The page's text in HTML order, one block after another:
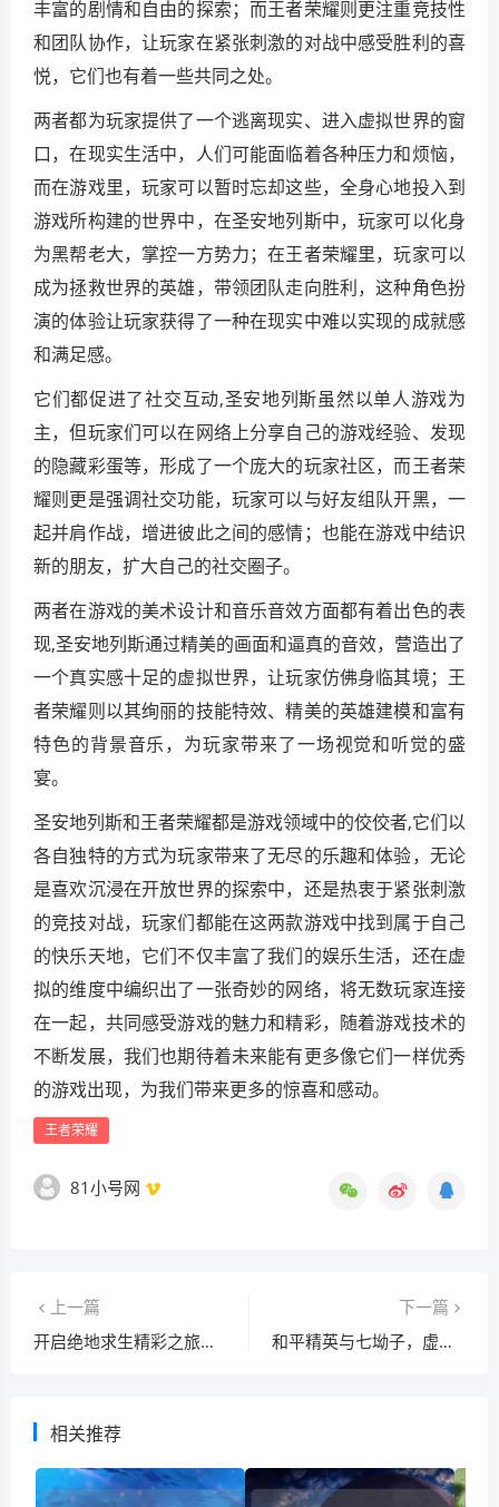
丰富的剧情和自由的探索；而王者荣耀则更注重竞技性
和团队协作，让玩家在紧张刺激的对战中感受胜利的喜
悦，它们也有着一些共同之处。
两者都为玩家提供了一个逃离现实、进入虚拟世界的窗
口，在现实生活中，人们可能面临着各种压力和烦恼，
而在游戏里，玩家可以暂时忘却这些，全身心地投入到
游戏所构建的世界中，在圣安地列斯中，玩家可以化身
为黑帮老大，掌控一方势力；在王者荣耀里，玩家可以
成为拯救世界的英雄，带领团队走向胜利，这种角色扮
演的体验让玩家获得了一种在现实中难以实现的成就感
和满足感。
它们都促进了社交互动,圣安地列斯虽然以单人游戏为
主，但玩家们可以在网络上分享自己的游戏经验、发现
的隐藏彩蛋等，形成了一个庞大的玩家社区，而王者荣
耀则更是强调社交功能，玩家可以与好友组队开黑，一
起并肩作战，增进彼此之间的感情；也能在游戏中结识
新的朋友，扩大自己的社交圈子。
两者在游戏的美术设计和音乐音效方面都有着出色的表
现,圣安地列斯通过精美的画面和逼真的音效，营造出了
一个真实感十足的虚拟世界，让玩家仿佛身临其境；王
者荣耀则以其绚丽的技能特效、精美的英雄建模和富有
特色的背景音乐，为玩家带来了一场视觉和听觉的盛
宴。
圣安地列斯和王者荣耀都是游戏领域中的佼佼者,它们以
各自独特的方式为玩家带来了无尽的乐趣和体验，无论
是喜欢沉浸在开放世界的探索中，还是热衷于紧张刺激
的竞技对战，玩家们都能在这两款游戏中找到属于自己
的快乐天地，它们不仅丰富了我们的娱乐生活，还在虚
拟的维度中编织出了一张奇妙的网络，将无数玩家连接
在一起，共同感受游戏的魅力和精彩，随着游戏技术的
不断发展，我们也期待着未来能有更多像它们一样优秀
的游戏出现，为我们带来更多的惊喜和感动。
王者荣耀
81小号网
上一篇
开启绝地求生精彩之旅，PUBG官服账号
下一篇
和平精英与七坳子，虚拟与现实的奇妙交融
相关推荐